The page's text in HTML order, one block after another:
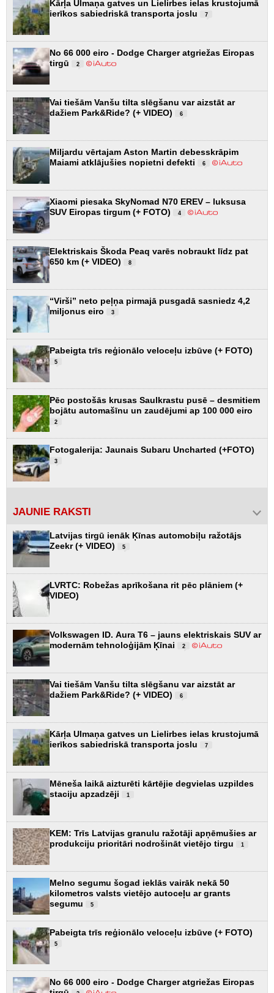
Kārļa Ulmaņa gatves un Lielirbes ielas krustojumā
ierīkos sabiedriskā transporta joslu
7
No 66 000 eiro - Dodge Charger atgriežas Eiropas
tirgū
2
Vai tiešām Vanšu tilta slēgšanu var aizstāt ar
dažiem Park&Ride? (+ VIDEO)
6
Miljardu vērtajam Aston Martin debesskrāpim
Maiami atklājušies nopietni defekti
6
Xiaomi piesaka SkyNomad N70 EREV – luksusa
SUV Eiropas tirgum (+ FOTO)
4
Elektriskais Škoda Peaq varēs nobraukt līdz pat
650 km (+ VIDEO)
8
“Virši” neto peļņa pirmajā pusgadā sasniedz 4,2
miljonus eiro
3
Pabeigta trīs reģionālo veloceļu izbūve (+ FOTO)
5
Pēc postošās krusas Saulkrastu pusē – desmitiem
bojātu automašīnu un zaudējumi ap 100 000 eiro
2
Fotogalerija: Jaunais Subaru Uncharted (+FOTO)
3
JAUNIE RAKSTI
Latvijas tirgū ienāk Ķīnas automobiļu ražotājs
Zeekr (+ VIDEO)
5
LVRTC: Robežas aprīkošana rit pēc plāniem (+
VIDEO)
Volkswagen ID. Aura T6 – jauns elektriskais SUV ar
modernām tehnoloģijām Ķīnai
2
Vai tiešām Vanšu tilta slēgšanu var aizstāt ar
dažiem Park&Ride? (+ VIDEO)
6
Kārļa Ulmaņa gatves un Lielirbes ielas krustojumā
ierīkos sabiedriskā transporta joslu
7
Mēneša laikā aizturēti kārtējie degvielas uzpildes
staciju apzadzēji
1
KEM: Trīs Latvijas granulu ražotāji apņēmušies ar
produkciju prioritāri nodrošināt vietējo tirgu
1
Melno segumu šogad ieklās vairāk nekā 50
kilometros valsts vietējo autoceļu ar grants
segumu
5
Pabeigta trīs reģionālo veloceļu izbūve (+ FOTO)
5
No 66 000 eiro - Dodge Charger atgriežas Eiropas